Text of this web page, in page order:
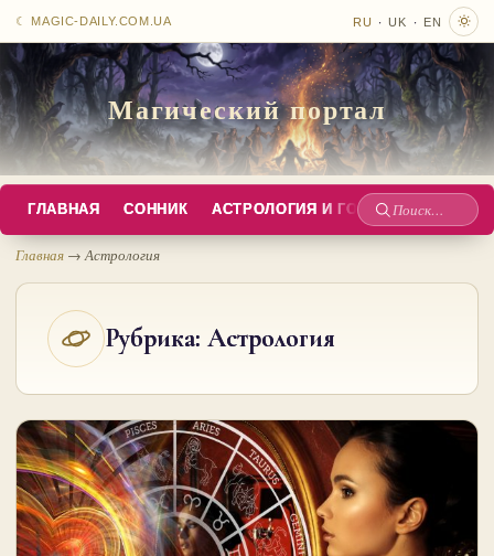
☾ MAGIC-DAILY.COM.UA RU · UK · EN
Магический портал
ГЛАВНАЯ СОННИК АСТРОЛОГИЯ И ГОРОСКОПЫ
Поиск
сайту
Главная → Астрология
Рубрика: Астрология